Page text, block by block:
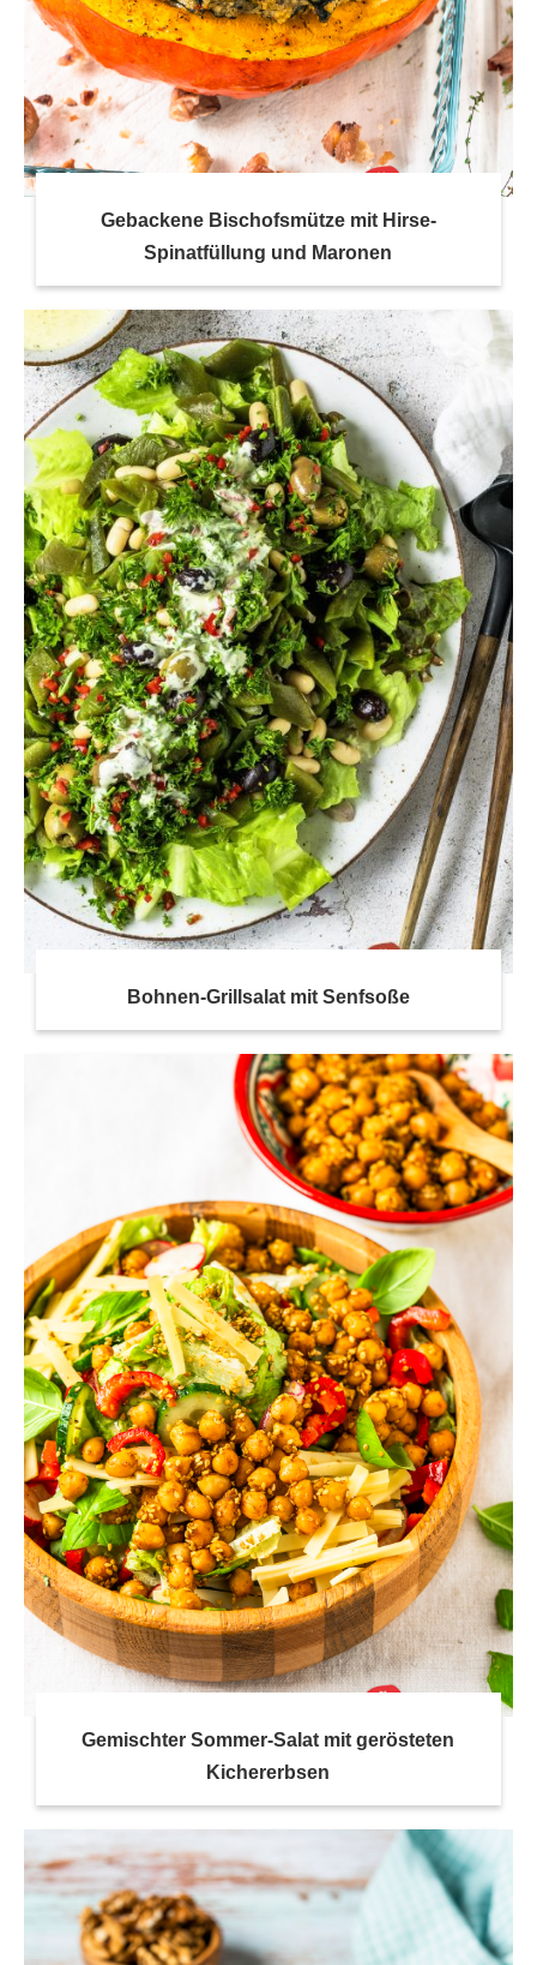
Gebackene Bischofsmütze mit Hirse-
Spinatfüllung und Maronen
Bohnen-Grillsalat mit Senfsoße
Gemischter Sommer-Salat mit gerösteten
Kichererbsen